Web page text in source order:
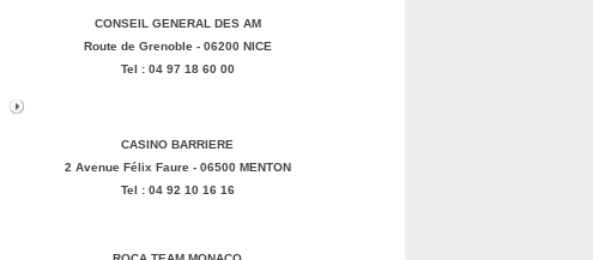
CONSEIL GENERAL DES AM
Route de Grenoble - 06200 NICE
Tel : 04 97 18 60 00
CASINO BARRIERE
2 Avenue Félix Faure - 06500 MENTON
Tel : 04 92 10 16 16